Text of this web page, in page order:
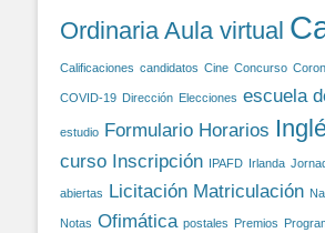
Ordinaria Aula virtual
Calificaciones candidatos Cine Concurso
COVID-19 Dirección Elecciones escuela
estudio Formulario Horarios
curso Inscripción IPAFD Irlanda
abiertas Licitación Matriculación
Notas Ofimática postales Premios